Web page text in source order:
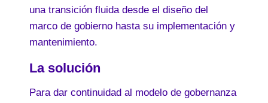
una transición fluida desde el diseño del
marco de gobierno hasta su implementación y
mantenimiento.
La solución
Para dar continuidad al modelo de gobernanza